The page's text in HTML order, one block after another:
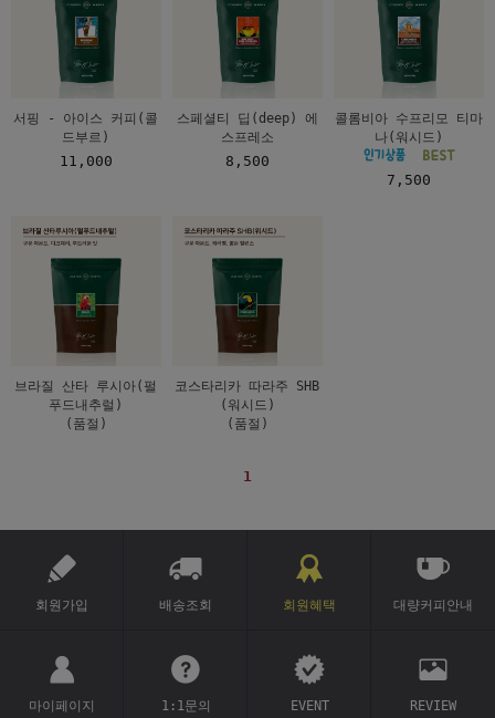
서핑 - 아이스 커피(콜
드부르)
11,000
스페셜티 딥(deep) 에
스프레소
8,500
콜롬비아 수프리모 티마
나(워시드)
7,500
브라질 산타 루시아(펄
푸드내추럴)
(품절)
코스타리카 따라주 SHB
(워시드)
(품절)
1
회원가입 배송조회 회원혜택 대량커피안내
마이페이지 1:1문의 EVENT REVIEW